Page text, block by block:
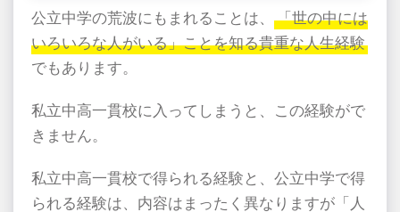
公立中学の荒波にもまれることは、
「世の中には
いろいろな人がいる」ことを知る貴重な人生経験
でもあります。
私立中高一貫校に入ってしまうと、この経験がで
きません。
私立中高一貫校で得られる経験と、公立中学で得
られる経験は、内容はまったく異なりますが「人